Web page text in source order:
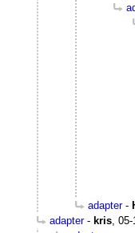
adapter-
adapter- kris 05-